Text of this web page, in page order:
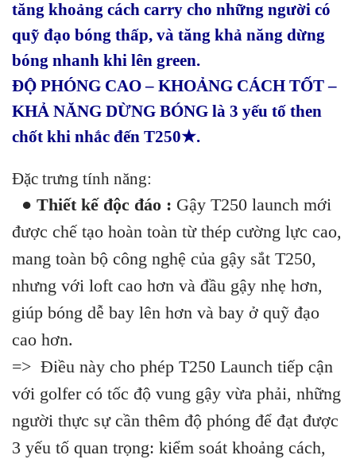
tăng khoảng cách carry cho những người có
quỹ đạo bóng thấp, và tăng khả năng dừng
bóng nhanh khi lên green.
ĐỘ PHÓNG CAO – KHOẢNG CÁCH TỐT –
KHẢ NĂNG DỪNG BÓNG là 3 yếu tố then
chốt khi nhắc đến T250★.
Đặc trưng tính năng:
● Thiết kế độc đáo : Gậy T250 launch mới
được chế tạo hoàn toàn từ thép cường lực cao,
mang toàn bộ công nghệ của gậy sắt T250,
nhưng với loft cao hơn và đầu gậy nhẹ hơn,
giúp bóng dễ bay lên hơn và bay ở quỹ đạo
cao hơn.
=> Điều này cho phép T250 Launch tiếp cận
với golfer có tốc độ vung gậy vừa phải, những
người thực sự cần thêm độ phóng để đạt được
3 yếu tố quan trọng: kiểm soát khoảng cách,